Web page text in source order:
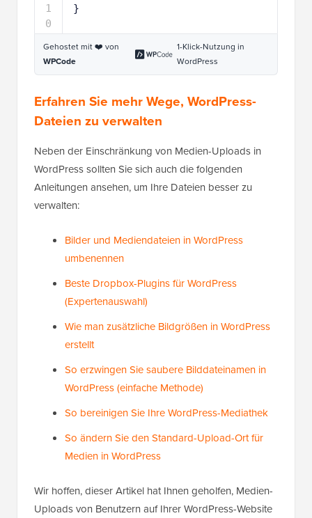
1
0
}
Gehostet mit ❤️ von
WPCode
1-Klick-Nutzung in
WordPress
Erfahren Sie mehr Wege, WordPress-
Dateien zu verwalten
Neben der Einschränkung von Medien-Uploads in
WordPress sollten Sie sich auch die folgenden
Anleitungen ansehen, um Ihre Dateien besser zu
verwalten:
Bilder und Mediendateien in WordPress
umbenennen
Beste Dropbox-Plugins für WordPress
(Expertenauswahl)
Wie man zusätzliche Bildgrößen in WordPress
erstellt
So erzwingen Sie saubere Bilddateinamen in
WordPress (einfache Methode)
So bereinigen Sie Ihre WordPress-Mediathek
So ändern Sie den Standard-Upload-Ort für
Medien in WordPress
Wir hoffen, dieser Artikel hat Ihnen geholfen, Medien-
Uploads von Benutzern auf Ihrer WordPress-Website